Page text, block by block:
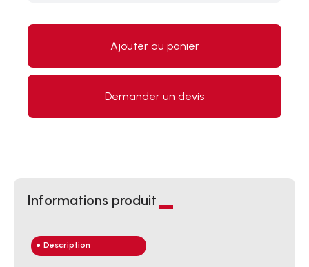
Ajouter au panier
Demander un devis
Informations produit
Description